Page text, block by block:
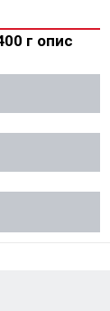
г опис